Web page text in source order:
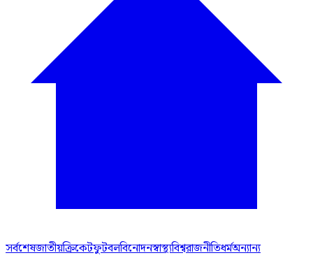
সর্বশেষজাতীয়ক্রিকেটফুটবলবিনোদনস্বাস্থ্যবিশ্বরাজনীতিধর্মঅন্যান্য